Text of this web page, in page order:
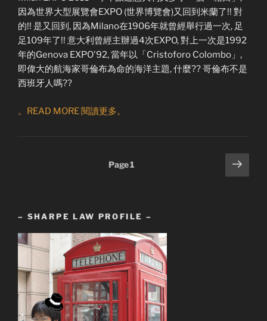
因為世界大型展覽會EXPO (世界博覽會)又回到米蘭了!! 對
的!! 是又回到, 因為Milano在1906年就曾經舉行過一次, 足
足109年了!! 意大利曾經主辦過4次EXPO, 對上一次是1992
年的Genova EXPO'92, 當年以「Cristoforo Colombo」,
即偉大的航海家哥倫布為命的海洋主題, 什麼?? 哥倫布不是
西班牙人嗎??
。READ MORE 閱讀更多。
Page1
Next
page
– SHARPE LAW PROFILE –